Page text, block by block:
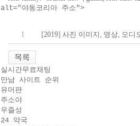
alt="야동코리아 주소">
1
[2019] 사진 이미지, 영상, 오디
실시간무료채팅
만남 사이트 순위
유머판
주소야
우즐성
24 약국